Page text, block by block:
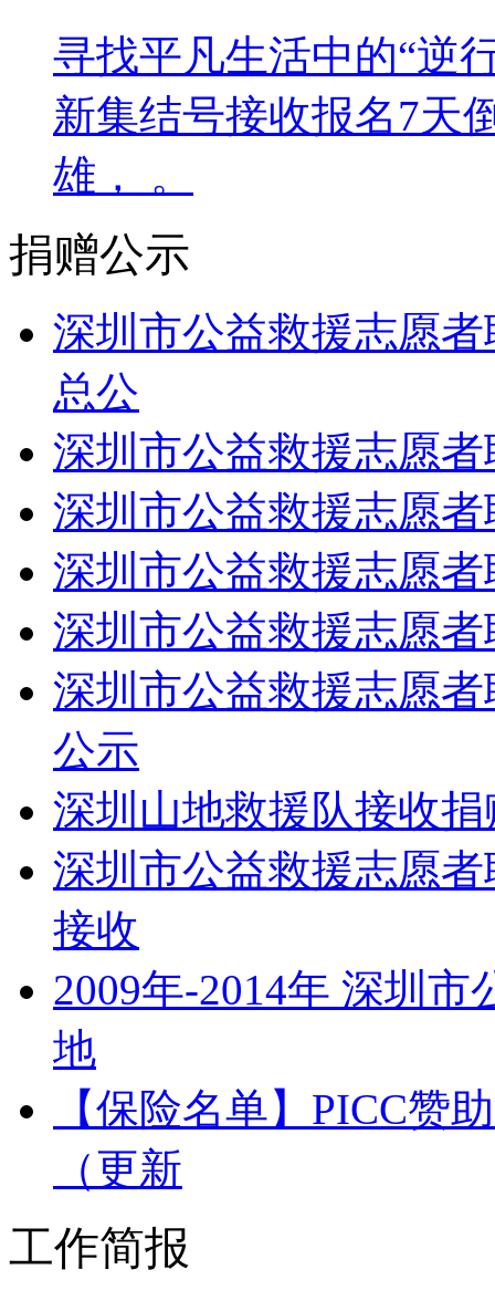
寻找平凡生活中的“逆
新集结号接收报名7天
雄， 。
捐赠公示
深圳市公益救援志愿
总公
深圳市公益救援志愿
深圳市公益救援志愿
深圳市公益救援志愿
深圳市公益救援志愿
深圳市公益救援志愿
公示
深圳山地救援队接收
深圳市公益救援志愿
接收
2009年-2014年 深圳
地
【保险名单】PICC赞
（更新
工作简报